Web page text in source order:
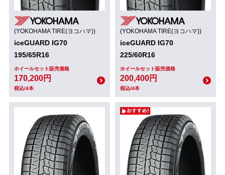
(YOKOHAMA TIRE(ヨコハマ))
iceGUARD IG70
195/65R16
ホイールセット販売価格
170,200円
税込/4本
(YOKOHAMA TIRE(ヨコハマ))
iceGUARD IG70
225/60R16
ホイールセット販売価格
200,400円
税込/4本